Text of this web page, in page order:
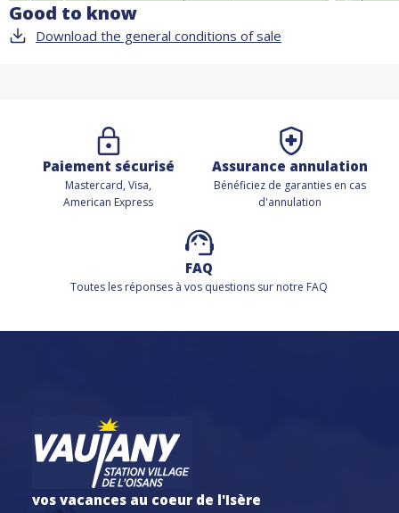
Good to know
Download the general conditions of sale
Paiement sécurisé
Mastercard, Visa,
American Express
Assurance annulation
Bénéficiez de garanties en cas
d'annulation
FAQ
Toutes les réponses à vos questions sur notre FAQ
vos vacances au coeur de l'Isère